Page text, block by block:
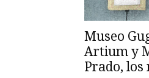
Museo
Artium y
Prado, los